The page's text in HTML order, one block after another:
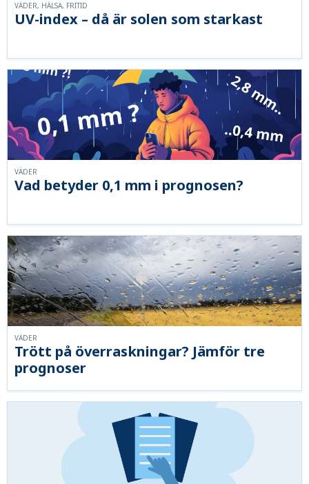
UV-index – då är solen som starkast
VÄDER, HÄLSA, FRITID
Vad betyder 0,1 mm i prognosen?
VÄDER
Trött på överraskningar? Jämför tre
prognoser
VÄDER